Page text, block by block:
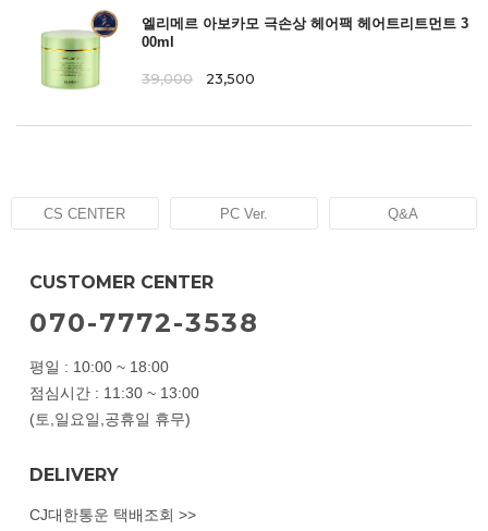
엘리메르 아보카모 극손상 헤어팩 헤어트리트먼트 3
00ml
39,000 23,500
CS CENTER PC Ver. Q&A
CUSTOMER CENTER
070-7772-3538
평일 : 10:00 ~ 18:00
점심시간 : 11:30 ~ 13:00
(토,일요일,공휴일 휴무)
DELIVERY
CJ대한통운 택배조회 >>